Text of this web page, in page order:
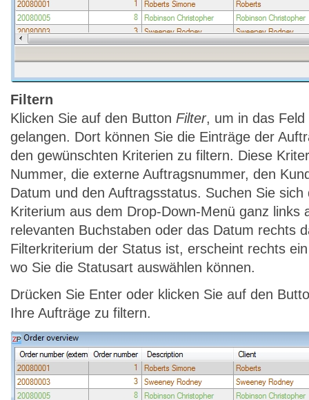
Filtern
Klicken Sie auf den Button Filter, um in das
gelangen. Dort können Sie die Einträge der
den gewünschten Kriterien zu filtern. Diese
Nummer, die externe Auftragsnummer, den
Datum und den Auftragsstatus. Suchen Sie sich
Kriterium aus dem Drop-Down-Menü ganz links
relevanten Buchstaben oder das Datum rechts
Filterkriterium der Status ist, erscheint rechts
wo Sie die Statusart auswählen können.
Drücken Sie Enter oder klicken Sie auf den
Ihre Aufträge zu filtern.